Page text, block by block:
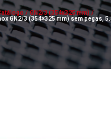
/ GN2/3 (354x325 mm) /
GN2/3 (354×325 mm) sem pegas,